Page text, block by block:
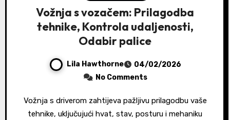
Vožnja s vozačem: Prilagodba
tehnike, Kontrola udaljenosti,
Odabir palice
Lila Hawthorne
04/02/2026
No Comments
Vožnja s driverom zahtijeva pažljivu prilagodbu vaše
tehnike, uključujući hvat, stav, posturu i mehaniku